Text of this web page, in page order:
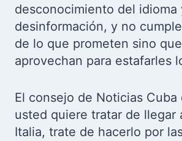
desconocimiento del idioma
desinformación, y no
de lo que prometen sino
aprovechan para estafarles
El consejo de Noticias Cuba
usted quiere tratar de llegar
Italia, trate de hacerlo por